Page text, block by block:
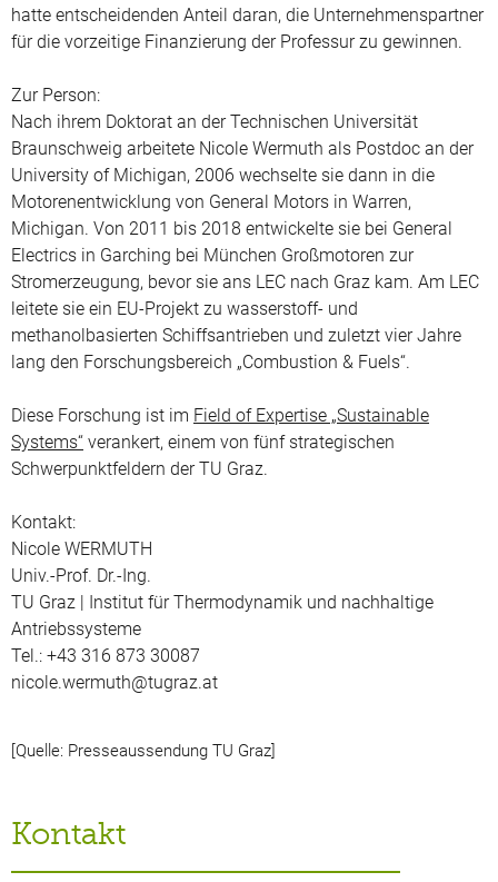
hatte entscheidenden Anteil daran, die Unternehmenspartner
für die vorzeitige Finanzierung der Professur zu gewinnen.
Zur Person:
Nach ihrem Doktorat an der Technischen Universität
Braunschweig arbeitete Nicole Wermuth als Postdoc an der
University of Michigan, 2006 wechselte sie dann in die
Motorenentwicklung von General Motors in Warren,
Michigan. Von 2011 bis 2018 entwickelte sie bei General
Electrics in Garching bei München Großmotoren zur
Stromerzeugung, bevor sie ans LEC nach Graz kam. Am LEC
leitete sie ein EU-Projekt zu wasserstoff- und
methanolbasierten Schiffsantrieben und zuletzt vier Jahre
lang den Forschungsbereich „Combustion & Fuels“.
Diese Forschung ist im Field of Expertise „Sustainable
Systems“ verankert, einem von fünf strategischen
Schwerpunktfeldern der TU Graz.
Kontakt:
Nicole WERMUTH
Univ.-Prof. Dr.-Ing.
TU Graz | Institut für Thermodynamik und nachhaltige
Antriebssysteme
Tel.: +43 316 873 30087
nicole.wermuth@tugraz.at
[Quelle: Presseaussendung TU Graz]
Kontakt